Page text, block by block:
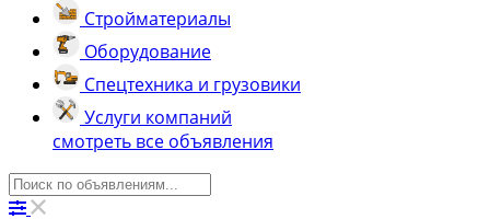
Стройматериалы
Оборудование
Спецтехника и грузовики
Услуги компаний
смотреть все объявления